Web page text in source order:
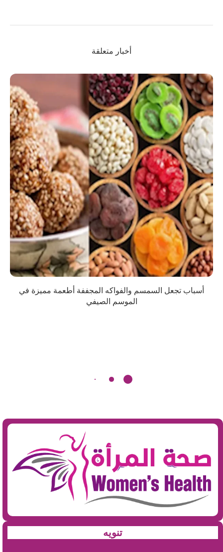
أخبار متعلقة
أسباب تجعل السمسم والفواكه المجففة أطعمة مميزة في
الموسم الصيفي
تنويه